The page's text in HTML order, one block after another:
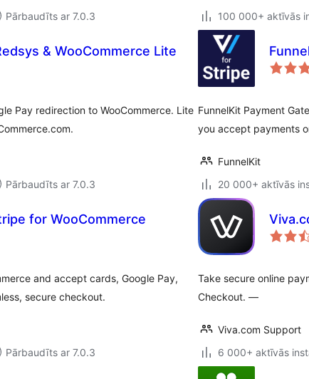
Pārbaudīts ar 7.0.3
100 000+ aktīvās
& WooCommerce Lite
Pay redirection to WooCommerce. Lite
Pārbaudīts ar 7.0.3
FunnelKit Payment
you accept payments
FunnelKit
20 000+ aktīvās
for WooCommerce
and accept cards, Google Pay,
secure checkout.
Pārbaudīts ar 7.0.3
Take secure online
Checkout. —
Viva.com Support
6 000+ aktīvās